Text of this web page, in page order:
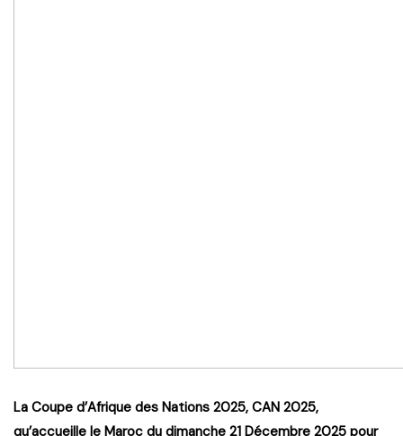
La Coupe d’Afrique des Nations 2025, CAN 2025,
qu’accueille le Maroc du dimanche 21 Décembre 2025 pour